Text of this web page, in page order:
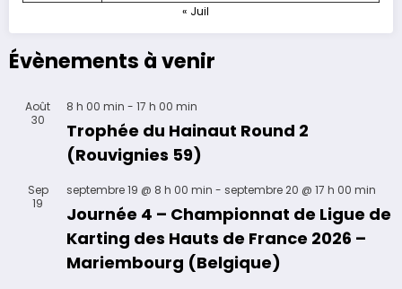
« Juil
Évènements à venir
Août
30
8 h 00 min - 17 h 00 min
Trophée du Hainaut Round 2
(Rouvignies 59)
Sep
19
septembre 19 @ 8 h 00 min - septembre 20 @ 17 h 00 min
Journée 4 – Championnat de Ligue de
Karting des Hauts de France 2026 –
Mariembourg (Belgique)